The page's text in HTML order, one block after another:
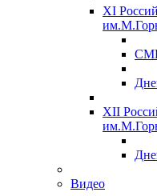
XI
XII
Видео